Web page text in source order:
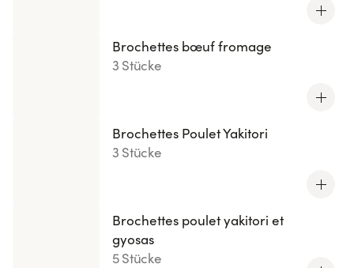
Brochettes bœuf fromage
3 Stücke
Brochettes Poulet Yakitori
3 Stücke
Brochettes poulet yakitori et
gyosas
5 Stücke